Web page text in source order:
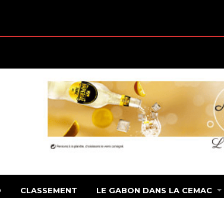
CLASSEMENT LE GABON DANS LA CEMAC